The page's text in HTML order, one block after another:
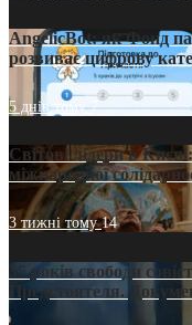
AngelicBot: як Фонд
розвиває цифрову
5 днів тому7
Світові лідери в
міжнародної
3 тижні тому14
35 років свободи
Предстоятеля.